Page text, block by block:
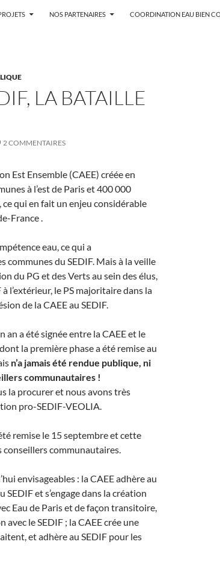
NOS PARTENAIRES COORDINATION EAU BIEN
LA BATAILLE
2 COMMENTAIRES
Est Ensemble (CAEE) créée en
à l’est de Paris et 400 000
qui en fait un enjeu considérable
France .
eau, ce qui a
du SEDIF. Mais à la veille
du PG et des Verts au sein des élus,
l’extérieur, le PS majoritaire dans la
de la CAEE au SEDIF.
an a été signée entre la CAEE et le
la première phase a été remise au
n’a jamais été rendue publique, ni
communautaires !
la procurer et nous avons très
pro-SEDIF-VEOLIA.
remise le 15 septembre et cette
communautaires.
envisageables : la CAEE adhère au
SEDIF et s’engage dans la création
Eau de Paris et de façon transitoire,
le SEDIF ; la CAEE crée une
et adhère au SEDIF pour les